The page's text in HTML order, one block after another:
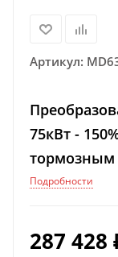
Артикул:
75кВт -
тормозным
Ethernet
Подробности
287 428